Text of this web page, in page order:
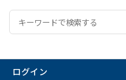
ログイン